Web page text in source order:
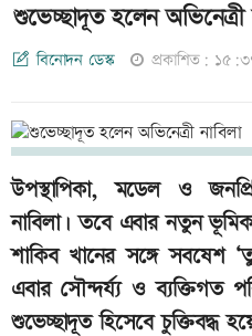
শুভেচ্ছাদূত হলেন অভিনেত্রী
বিনোদন ডেস্ক প্রকাশিত:
উপস্থাপিকা, মডেল ও
নাবিলা। তবে এবার নতুন
শাকিব খানের সঙ্গে সবষেশ
এবার সৌন্দর্য্য ও ব্যক্তিগত
শুভেচ্ছাদূত হিসেবে চুক্তিবদ্ধ